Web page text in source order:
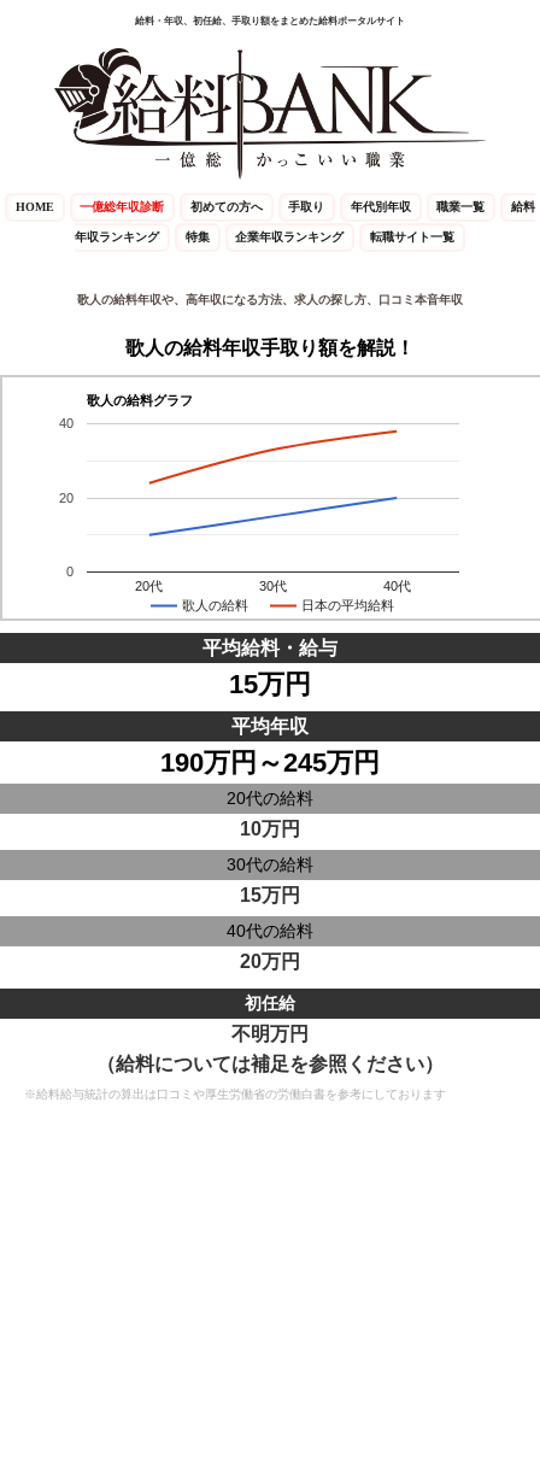
給料・年収、初任給、手取り額をまとめた給料ポータルサイト
HOME 一億総年収診断 初めての方へ 手取り 年代別年収 職業一覧 給料
年収ランキング 特集 企業年収ランキング 転職サイト一覧
歌人の給料年収や、高年収になる方法、求人の探し方、口コミ本音年収
歌人の給料年収手取り額を解説！
歌人の給料グラフ
歌人の給料 日本の平均給料
20代 30代 40代
0
20
40
平均給料・給与
15万円
平均年収
190万円～245万円
20代の給料
10万円
30代の給料
15万円
40代の給料
20万円
初任給
不明万円
（給料については補足を参照ください）
※給料給与統計の算出は口コミや厚生労働省の労働白書を参考にしております